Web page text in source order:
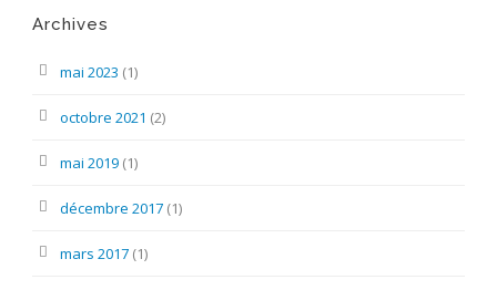
Archives
mai 2023 (1)
octobre 2021 (2)
mai 2019 (1)
décembre 2017 (1)
mars 2017 (1)